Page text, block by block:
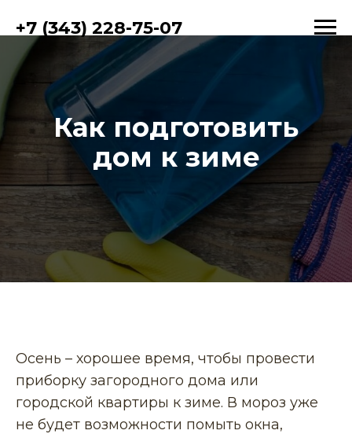
+7 (343) 228-75-07
Как подготовить
дом к зиме
Осень – хорошее время, чтобы провести
приборку загородного дома или
городской квартиры к зиме. В мороз уже
не будет возможности помыть окна,